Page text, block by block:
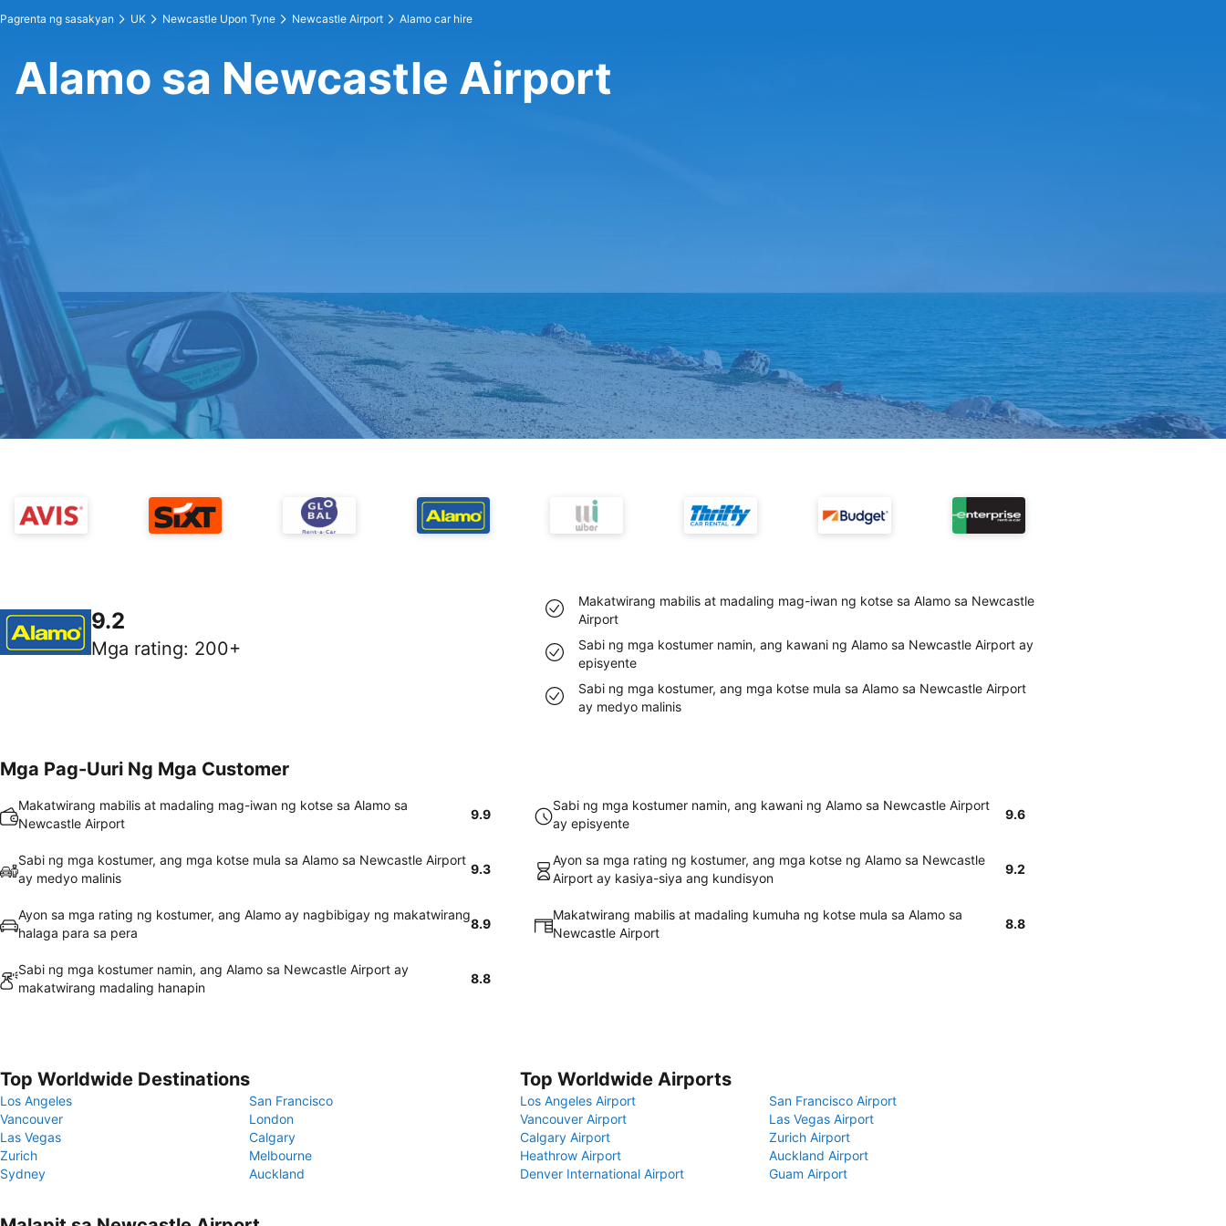
Pagrenta ng sasakyan UK Newcastle Upon Tyne Newcastle Airport Alamo car hire
Alamo sa Newcastle Airport
9.2
Mga rating: 200+
Makatwirang mabilis at madaling mag-iwan ng kotse sa Alamo sa Newcastle
Airport
Sabi ng mga kostumer namin, ang kawani ng Alamo sa Newcastle Airport ay
episyente
Sabi ng mga kostumer, ang mga kotse mula sa Alamo sa Newcastle Airport
ay medyo malinis
Mga Pag-Uuri Ng Mga Customer
Makatwirang mabilis at madaling mag-iwan ng kotse sa Alamo sa
Newcastle Airport
9.9
Sabi ng mga kostumer namin, ang kawani ng Alamo sa Newcastle Airport
ay episyente
9.6
Sabi ng mga kostumer, ang mga kotse mula sa Alamo sa Newcastle Airport
ay medyo malinis
9.3
Ayon sa mga rating ng kostumer, ang mga kotse ng Alamo sa Newcastle
Airport ay kasiya-siya ang kundisyon
9.2
Ayon sa mga rating ng kostumer, ang Alamo ay nagbibigay ng makatwirang
halaga para sa pera
8.9
Makatwirang mabilis at madaling kumuha ng kotse mula sa Alamo sa
Newcastle Airport
8.8
Sabi ng mga kostumer namin, ang Alamo sa Newcastle Airport ay
makatwirang madaling hanapin
8.8
Top Worldwide Destinations
Los Angeles
San Francisco
Vancouver
London
Las Vegas
Calgary
Zurich
Melbourne
Sydney
Auckland
Top Worldwide Airports
Los Angeles Airport
San Francisco Airport
Vancouver Airport
Las Vegas Airport
Calgary Airport
Zurich Airport
Heathrow Airport
Auckland Airport
Denver International Airport
Guam Airport